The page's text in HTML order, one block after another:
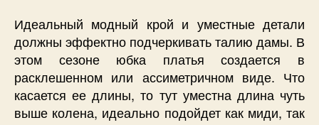
Идеальный модный крой и уместные детали
должны эффектно подчеркивать талию дамы. В
этом сезоне юбка платья создается в
расклешенном или ассиметричном виде. Что
касается ее длины, то тут уместна длина чуть
выше колена, идеально подойдет как миди, так